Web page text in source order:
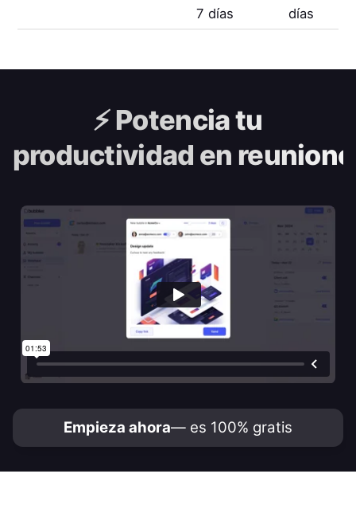
7 días
días
⚡️Potencia tu
productividad en
Empieza ahora— es 100% gratis